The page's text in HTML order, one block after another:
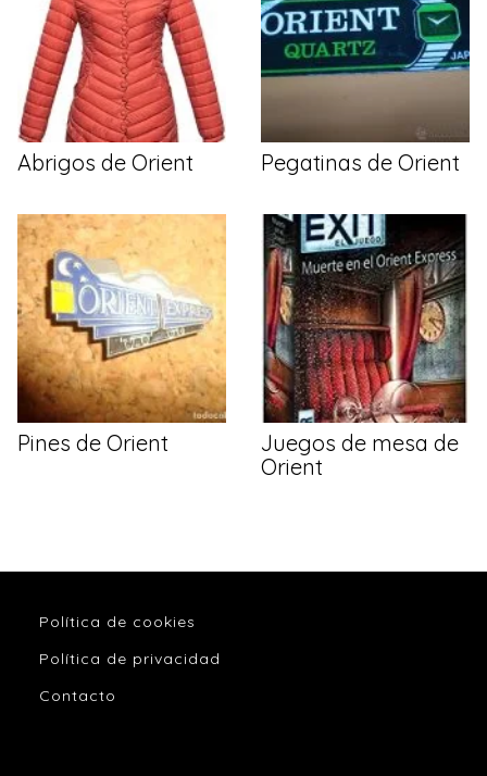
Abrigos de Orient Pegatinas de Orient
Pines de Orient
Juegos de mesa de
Orient
Política de cookies
Política de privacidad
Contacto